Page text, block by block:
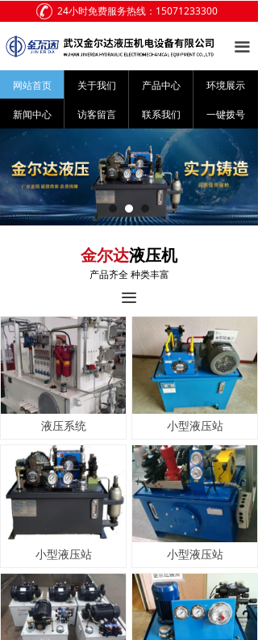
끀
网站首页
关于我们
产品中心
环境展示
新闻中心
访客留言
24小时免费服务热线：15071233300
网站首页 关于我们 产品中心 环境展示
新闻中心 访客留言 联系我们 一键拨号
金尔达液压机
产品齐全 种类丰富
끀
液压系统 小型液压站
小型液压站 小型液压站